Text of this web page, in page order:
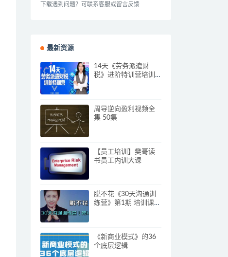
下载遇到问题？可联系客服或留言反馈
最新资源
14天《劳务派遣财
税》进阶特训营培训
周导逆向盈利视频全
集 50集
【员工培训】樊哥读
书员工内训大课
脱不花《30天沟通训
练营》第1期 培训课程
《新商业模式》的36
个底层逻辑